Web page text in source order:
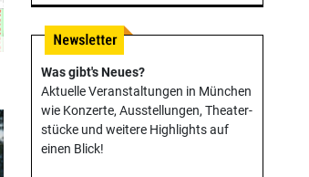
Was gibt's Neues?
Aktuelle Veranstaltungen in München
wie Konzerte, Ausstellungen, Theater­
stücke und weitere Highlights auf
einen Blick!